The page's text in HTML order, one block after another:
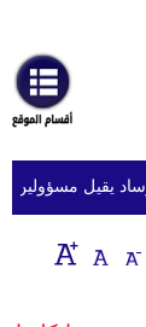
أخبارعاجلة
رياضة
ثقافة
إقتصاد
يقيل مسؤولين